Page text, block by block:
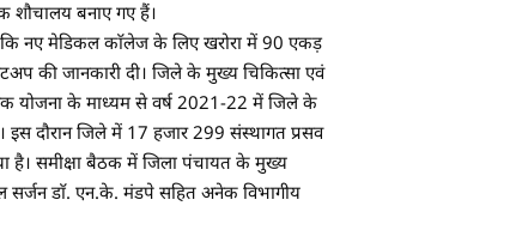
शौचालय बनाए गए हैं।
कि नए मेडिकल काॅलेज के लिए खरोरा में 90 एकड़
की जानकारी दी। जिले के मुख्य चिकित्सा एवं
योजना के माध्यम से वर्ष 2021-22 में जिले के
दौरान जिले में 17 हजार 299 संस्थागत प्रसव
है। समीक्षा बैठक में जिला पंचायत के मुख्य
सर्जन डाॅ. एन.के. मंडपे सहित अनेक विभागीय